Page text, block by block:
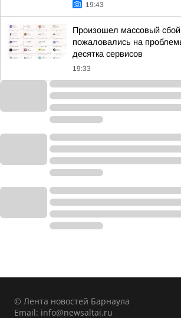
19:43
Произошел массовый сбой
пожаловались на
десятка сервисов
19:33
© Лента новостей Барнаула
Email: info@newsaltai.ru